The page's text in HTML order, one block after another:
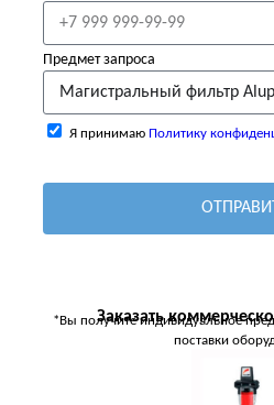
Предмет запроса
Я принимаю Политику
Заказать
*Вы получите индивидуальное
поставки